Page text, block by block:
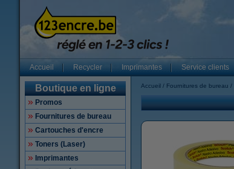
Accueil Recycler Imprimantes Service clients
Boutique en ligne
Promos
Fournitures de bureau
Cartouches d'encre
Toners (Laser)
Imprimantes
Accueil Fournitures de bureau